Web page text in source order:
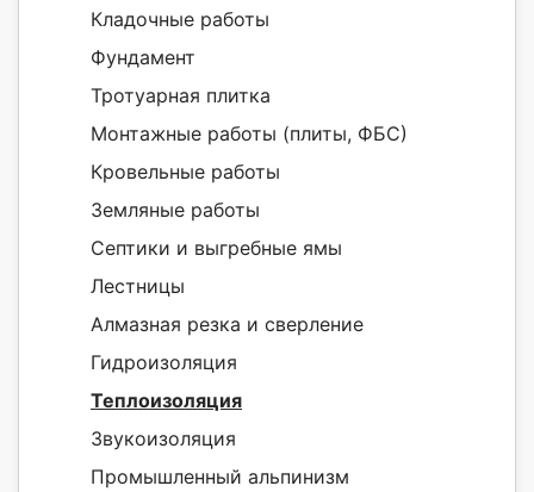
Кладочные работы
Фундамент
Тротуарная плитка
Монтажные работы (плиты, ФБС)
Кровельные работы
Земляные работы
Септики и выгребные ямы
Лестницы
Алмазная резка и сверление
Гидроизоляция
Теплоизоляция
Звукоизоляция
Промышленный альпинизм